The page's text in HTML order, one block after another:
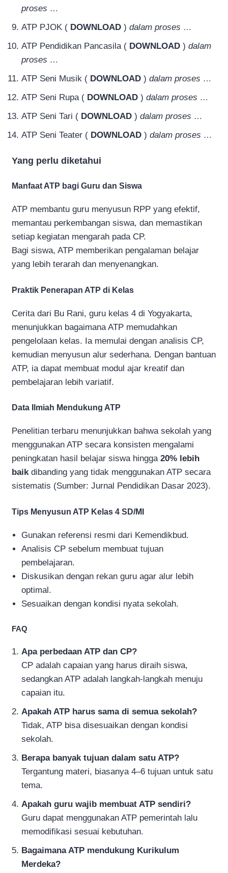
proses …
ATP PJOK ( DOWNLOAD) dalam proses …
ATP Pendidikan Pancasila ( DOWNLOAD) dalam
proses …
ATP Seni Musik ( DOWNLOAD) dalam proses …
ATP Seni Rupa ( DOWNLOAD) dalam proses …
ATP Seni Tari ( DOWNLOAD) dalam proses …
ATP Seni Teater ( DOWNLOAD) dalam proses …
Yang perlu diketahui
Manfaat ATP bagi Guru dan Siswa
ATP membantu guru menyusun RPP yang efektif,
memantau perkembangan siswa, dan memastikan
setiap kegiatan mengarah pada CP.
Bagi siswa, ATP memberikan pengalaman belajar
yang lebih terarah dan menyenangkan.
Praktik Penerapan ATP di Kelas
Cerita dari Bu Rani, guru kelas 4 di Yogyakarta,
menunjukkan bagaimana ATP memudahkan
pengelolaan kelas. Ia memulai dengan analisis CP,
kemudian menyusun alur sederhana. Dengan bantuan
ATP, ia dapat membuat modul ajar kreatif dan
pembelajaran lebih variatif.
Data Ilmiah Mendukung ATP
Penelitian terbaru menunjukkan bahwa sekolah yang
menggunakan ATP secara konsisten mengalami
peningkatan hasil belajar siswa hingga 20% lebih
baikdibanding yang tidak menggunakan ATP secara
sistematis (Sumber: Jurnal Pendidikan Dasar 2023).
Tips Menyusun ATP Kelas 4 SD/MI
Gunakan referensi resmi dari Kemendikbud.
Analisis CP sebelum membuat tujuan
pembelajaran.
Diskusikan dengan rekan guru agar alur lebih
optimal.
Sesuaikan dengan kondisi nyata sekolah.
FAQ
Apa perbedaan ATP dan CP?
CP adalah capaian yang harus diraih siswa,
sedangkan ATP adalah langkah-langkah menuju
capaian itu.
Apakah ATP harus sama di semua sekolah?
Tidak, ATP bisa disesuaikan dengan kondisi
sekolah.
Berapa banyak tujuan dalam satu ATP?
Tergantung materi, biasanya 4–6 tujuan untuk satu
tema.
Apakah guru wajib membuat ATP sendiri?
Guru dapat menggunakan ATP pemerintah lalu
memodifikasi sesuai kebutuhan.
Bagaimana ATP mendukung Kurikulum
Merdeka?